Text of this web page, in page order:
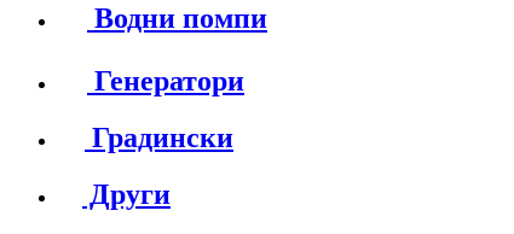
Водни помпи
Генератори
Градински
Други